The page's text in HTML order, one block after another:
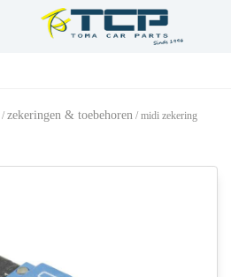
/ zekeringen & toebehoren / midi zekering